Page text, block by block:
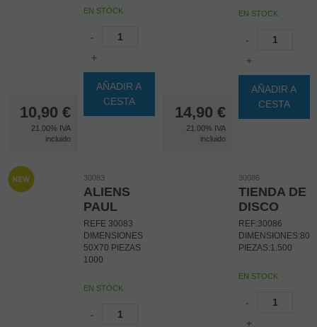
10,90 €
21.00% IVA
incluido
EN STOCK
-
+
AÑADIR A
CESTA
14,90 €
21.00% IVA
incluido
EN STOCK
-
+
AÑADIR A
CESTA
30083
ALIENS
PAUL
REFE 30083
DIMENSIONES
50X70 PIEZAS
1000
EN STOCK
-
30086
TIENDA DE
DISCO
REF:30086
PIEZAS:1.500
EN STOCK
-
+